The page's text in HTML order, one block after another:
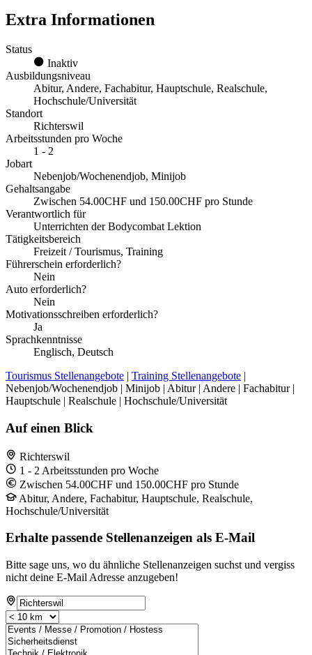
Extra Informationen
Status
Inaktiv
Ausbildungsniveau
Abitur, Andere, Fachabitur, Hauptschule, Realschule,
Hochschule/Universität
Standort
Richterswil
Arbeitsstunden pro Woche
1 - 2
Jobart
Nebenjob/Wochenendjob, Minijob
Gehaltsangabe
Zwischen 54.00CHF und 150.00CHF pro Stunde
Verantwortlich für
Unterrichten der Bodycombat Lektion
Tätigkeitsbereich
Freizeit / Tourismus, Training
Führerschein erforderlich?
Nein
Auto erforderlich?
Nein
Motivationsschreiben erforderlich?
Ja
Sprachkenntnisse
Englisch, Deutsch
Tourismus Stellenangebote | Training Stellenangebote |
Nebenjob/Wochenendjob | Minijob | Abitur | Andere | Fachabitur |
Hauptschule | Realschule | Hochschule/Universität
Auf einen Blick
Richterswil
1 - 2 Arbeitsstunden pro Woche
Zwischen 54.00CHF und 150.00CHF pro Stunde
Abitur, Andere, Fachabitur, Hauptschule, Realschule,
Hochschule/Universität
Erhalte passende Stellenanzeigen als E-Mail
Bitte sage uns, wo du ähnliche Stellenanzeigen suchst und vergiss
nicht deine E-Mail Adresse anzugeben!